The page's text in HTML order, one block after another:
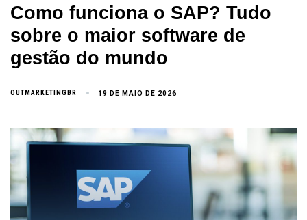
Como funciona o SAP? Tudo
sobre o maior software de
gestão do mundo
OUTMARKETINGBR 19 DE MAIO DE 2026